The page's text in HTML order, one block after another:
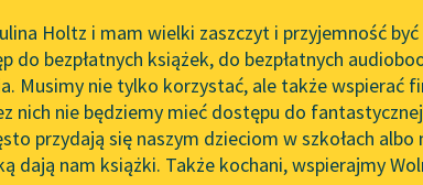
redakcyjne
literatury skandynawskiej
Spotkanie z Katarzyną Tunkiel
w Oslo
102. lata temu zmarł Joseph
Conrad
API
OAI-
Holtz i mam wielki zaszczyt i przyjemność
do bezpłatnych książek, do bezpłatnych
Musimy nie tylko korzystać, ale także wspierać
nich nie będziemy mieć dostępu do
przydają się naszym dzieciom w szkołach
dają nam książki. Także kochani, wspierajmy
Epika ✖ Pozytywizm✖